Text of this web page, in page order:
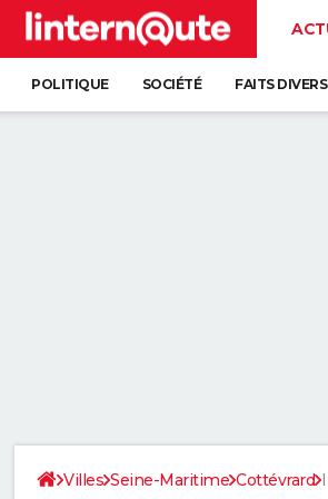
POLITIQUE SOCIÉTÉ FAITS DIVERS
Villes Seine-Maritime Cottévrard